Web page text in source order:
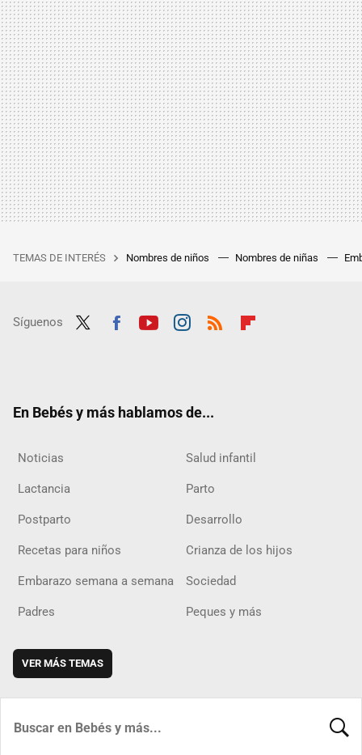
TEMAS DE INTERÉS Nombres de niños Nombres de niñas
Síguenos
En Bebés y más hablamos de...
Noticias Salud infantil
Lactancia Parto
Postparto Desarrollo
Recetas para niños Crianza de los hijos
Embarazo semana a semana Sociedad
Padres Peques y más
VER MÁS TEMAS